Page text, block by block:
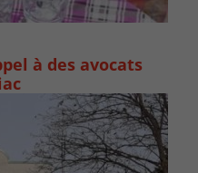
à des avocats